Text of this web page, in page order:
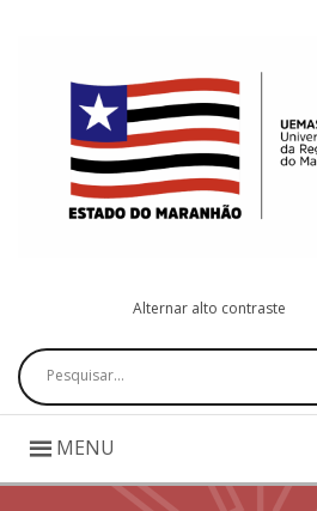
Alternar alto contraste
Pesquisar
MENU